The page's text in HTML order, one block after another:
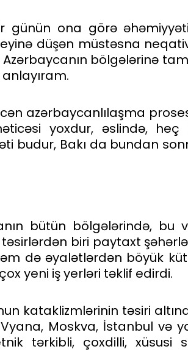
günün ona görə
düşən müstəsna
bölgələrinə
azərbaycanlılaşma
yoxdur, əslində,
budur, Bakı da bundan
bütün bölgələrində, bu
biri paytaxt
də əyalətlərdən böyük
yeni iş yerləri təklif edirdi.
kataklizmlərinin təsiri
Moskva, İstanbul və
tərkibli, çoxdilli, xüsusi